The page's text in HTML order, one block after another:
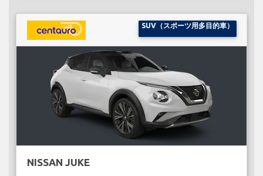
SUV（スポーツ用多目的車）
NISSAN JUKE